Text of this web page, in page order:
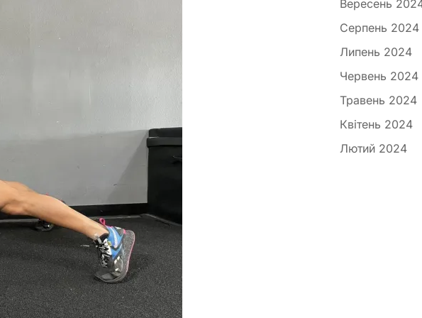
Вересень
Серпень 2024
Липень 2024
Червень 2024
Травень 2024
Квітень 2024
Лютий 2024